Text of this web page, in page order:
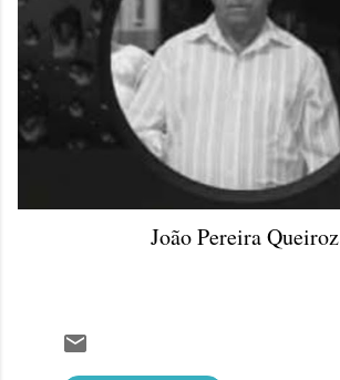
João Pereira Queiroz